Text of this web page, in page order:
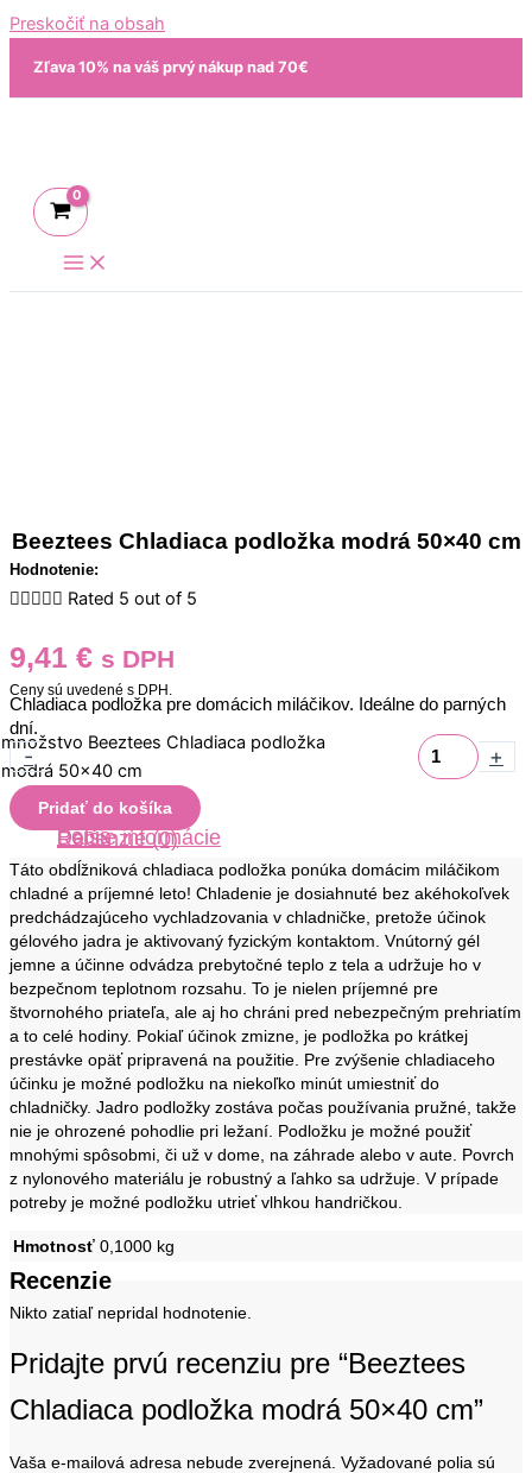
Preskočiť na obsah
Zľava 10% na váš prvý nákup nad 70€
Beeztees Chladiaca podložka modrá 50×40 cm
Hodnotenie:
     Rated 5 out of 5
9,41 € s DPH
Ceny sú uvedené s DPH.
Chladiaca podložka pre domácich miláčikov. Ideálne do parných
dní.
-
množstvo Beeztees Chladiaca podložka
modrá 50x40 cm
+
Pridať do košíka
Popis
Ďalšie informácie
Recenzie (0)
Táto obdĺžniková chladiaca podložka ponúka domácim miláčikom
chladné a príjemné leto! Chladenie je dosiahnuté bez akéhokoľvek
predchádzajúceho vychladzovania v chladničke, pretože účinok
gélového jadra je aktivovaný fyzickým kontaktom. Vnútorný gél
jemne a účinne odvádza prebytočné teplo z tela a udržuje ho v
bezpečnom teplotnom rozsahu. To je nielen príjemné pre
štvornohého priateľa, ale aj ho chráni pred nebezpečným prehriatím
a to celé hodiny. Pokiaľ účinok zmizne, je podložka po krátkej
prestávke opäť pripravená na použitie. Pre zvýšenie chladiaceho
účinku je možné podložku na niekoľko minút umiestniť do
chladničky. Jadro podložky zostáva počas používania pružné, takže
nie je ohrozené pohodlie pri ležaní. Podložku je možné použiť
mnohými spôsobmi, či už v dome, na záhrade alebo v aute. Povrch
z nylonového materiálu je robustný a ľahko sa udržuje. V prípade
potreby je možné podložku utrieť vlhkou handričkou.
Hmotnosť 0,1000 kg
Recenzie
Nikto zatiaľ nepridal hodnotenie.
Pridajte prvú recenziu pre “Beeztees
Chladiaca podložka modrá 50×40 cm”
Vaša e-mailová adresa nebude zverejnená. Vyžadované polia sú